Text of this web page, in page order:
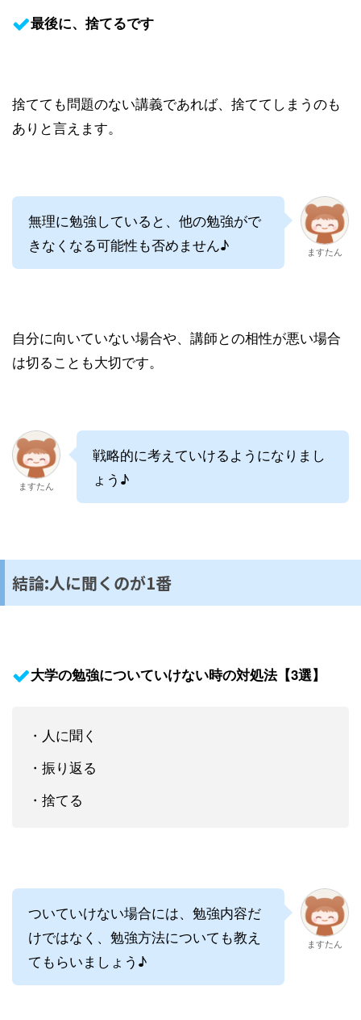
最後に、捨てるです
捨てても問題のない講義であれば、捨ててしまうのも
ありと言えます。
無理に勉強していると、他の勉強がで
きなくなる可能性も否めません♪
ますたん
自分に向いていない場合や、講師との相性が悪い場合
は切ることも大切です。
ますたん
戦略的に考えていけるようになりまし
ょう♪
結論:人に聞くのが1番
大学の勉強についていけない時の対処法【3選】
・人に聞く
・振り返る
・捨てる
ついていけない場合には、勉強内容だ
けではなく、勉強方法についても教え
てもらいましょう♪
ますたん